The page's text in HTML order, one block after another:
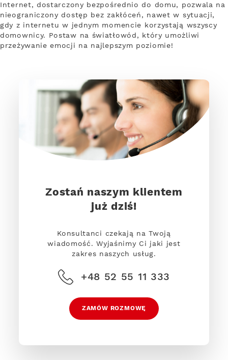
Internet, dostarczony bezpośrednio do domu, pozwala na
nieograniczony dostęp bez zakłóceń, nawet w sytuacji,
gdy z internetu w jednym momencie korzystają wszyscy
domownicy. Postaw na światłowód, który umożliwi
przeżywanie emocji na najlepszym poziomie!
Zostań naszym klientem
już dziś!
Konsultanci czekają na Twoją
wiadomość. Wyjaśnimy Ci jaki jest
zakres naszych usług.
+48 52 55 11 333
ZAMÓW ROZMOWĘ